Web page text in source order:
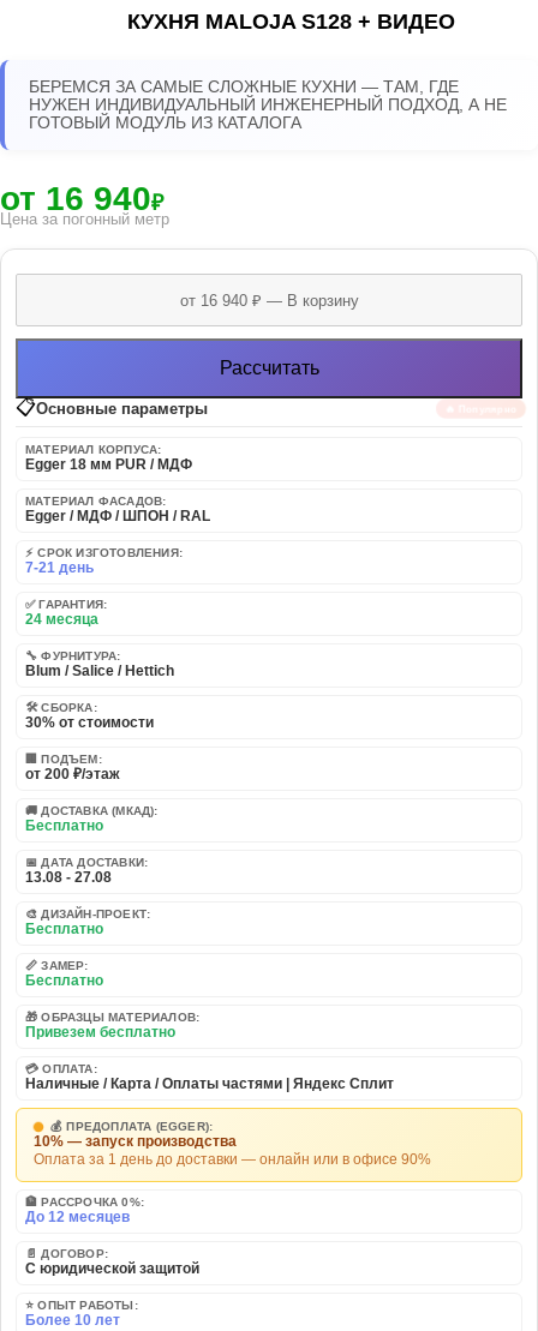
КУХНЯ MALOJA S128 + ВИДЕО
БЕРЕМСЯ ЗА САМЫЕ СЛОЖНЫЕ КУХНИ — ТАМ, ГДЕ
НУЖЕН ИНДИВИДУАЛЬНЫЙ ИНЖЕНЕРНЫЙ ПОДХОД, А НЕ
ГОТОВЫЙ МОДУЛЬ ИЗ КАТАЛОГА
от 16 940₽
Цена за погонный метр
Рассчитать
📋Основные параметры 🔥 Популярно
МАТЕРИАЛ КОРПУСА:
Egger 18 мм PUR / МДФ
МАТЕРИАЛ ФАСАДОВ:
Egger / МДФ / ШПОН / RAL
⚡ СРОК ИЗГОТОВЛЕНИЯ:
7-21 день
✅ ГАРАНТИЯ:
24 месяца
🔧 ФУРНИТУРА:
Blum / Salice / Hettich
🛠️ СБОРКА:
30% от стоимости
🏢 ПОДЪЕМ:
от 200 ₽/этаж
🚚 ДОСТАВКА (МКАД):
Бесплатно
📅 ДАТА ДОСТАВКИ:
13.08 - 27.08
🎨 ДИЗАЙН-ПРОЕКТ:
Бесплатно
📏 ЗАМЕР:
Бесплатно
🎁 ОБРАЗЦЫ МАТЕРИАЛОВ:
Привезем бесплатно
💳 ОПЛАТА:
Наличные / Карта / Оплаты частями | Яндекс Сплит
💰 ПРЕДОПЛАТА (EGGER):
10% — запуск производства
Оплата за 1 день до доставки — онлайн или в офисе 90%
🏦 РАССРОЧКА 0%:
До 12 месяцев
📄 ДОГОВОР:
С юридической защитой
⭐ ОПЫТ РАБОТЫ:
Более 10 лет